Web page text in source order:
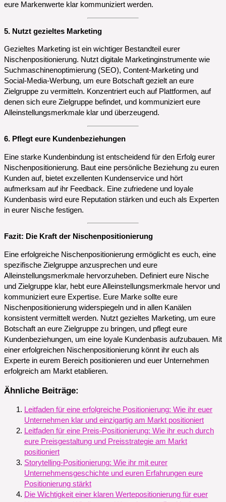
eure Markenwerte klar kommuniziert werden.
5. Nutzt gezieltes Marketing
Gezieltes Marketing ist ein wichtiger Bestandteil eurer
Nischenpositionierung. Nutzt digitale Marketinginstrumente wie
Suchmaschinenoptimierung (SEO), Content-Marketing und
Social-Media-Werbung, um eure Botschaft gezielt an eure
Zielgruppe zu vermitteln. Konzentriert euch auf Plattformen, auf
denen sich eure Zielgruppe befindet, und kommuniziert eure
Alleinstellungsmerkmale klar und überzeugend.
6. Pflegt eure Kundenbeziehungen
Eine starke Kundenbindung ist entscheidend für den Erfolg eurer
Nischenpositionierung. Baut eine persönliche Beziehung zu euren
Kunden auf, bietet exzellenten Kundenservice und hört
aufmerksam auf ihr Feedback. Eine zufriedene und loyale
Kundenbasis wird eure Reputation stärken und euch als Experten
in eurer Nische festigen.
Fazit: Die Kraft der Nischenpositionierung
Eine erfolgreiche Nischenpositionierung ermöglicht es euch, eine
spezifische Zielgruppe anzusprechen und eure
Alleinstellungsmerkmale hervorzuheben. Definiert eure Nische
und Zielgruppe klar, hebt eure Alleinstellungsmerkmale hervor und
kommuniziert eure Expertise. Eure Marke sollte eure
Nischenpositionierung widerspiegeln und in allen Kanälen
konsistent vermittelt werden. Nutzt gezieltes Marketing, um eure
Botschaft an eure Zielgruppe zu bringen, und pflegt eure
Kundenbeziehungen, um eine loyale Kundenbasis aufzubauen. Mit
einer erfolgreichen Nischenpositionierung könnt ihr euch als
Experte in eurem Bereich positionieren und euer Unternehmen
erfolgreich am Markt etablieren.
Ähnliche Beiträge:
Leitfaden für eine erfolgreiche Positionierung: Wie ihr euer
Unternehmen klar und einzigartig am Markt positioniert
Leitfaden für eine Preis-Positionierung: Wie ihr euch durch
eure Preisgestaltung und Preisstrategie am Markt
positioniert
Storytelling-Positionierung: Wie ihr mit eurer
Unternehmensgeschichte und euren Erfahrungen eure
Positionierung stärkt
Die Wichtigkeit einer klaren Wertepositionierung für euer